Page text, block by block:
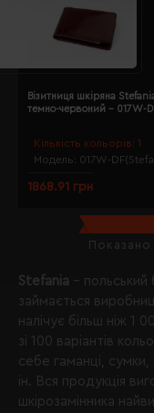
Кількість кольорів: 1
Модель: 017W-
Візитниця шкіряна
темно-червоний - 017W-
1868.91 грн
Показано
Stefania – польський
займається
налічує більш ніж 1
зі 100 варіантів
себе гаманці, сумки,
ін. Вся продукція
шкірозамінника